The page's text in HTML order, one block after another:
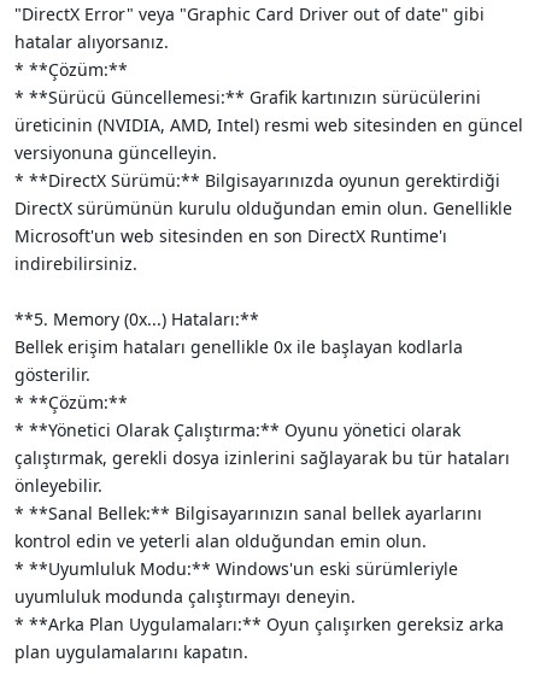
"DirectX Error" veya "Graphic Card Driver out of date" gibi
hatalar alıyorsanız.
* **Çözüm:**
* **Sürücü Güncellemesi:** Grafik kartınızın sürücülerini
üreticinin (NVIDIA, AMD, Intel) resmi web sitesinden en güncel
versiyonuna güncelleyin.
* **DirectX Sürümü:** Bilgisayarınızda oyunun gerektirdiği
DirectX sürümünün kurulu olduğundan emin olun. Genellikle
Microsoft'un web sitesinden en son DirectX Runtime'ı
indirebilirsiniz.
**5. Memory (0x...) Hataları:**
Bellek erişim hataları genellikle 0x ile başlayan kodlarla
gösterilir.
* **Çözüm:**
* **Yönetici Olarak Çalıştırma:** Oyunu yönetici olarak
çalıştırmak, gerekli dosya izinlerini sağlayarak bu tür hataları
önleyebilir.
* **Sanal Bellek:** Bilgisayarınızın sanal bellek ayarlarını
kontrol edin ve yeterli alan olduğundan emin olun.
* **Uyumluluk Modu:** Windows'un eski sürümleriyle
uyumluluk modunda çalıştırmayı deneyin.
* **Arka Plan Uygulamaları:** Oyun çalışırken gereksiz arka
plan uygulamalarını kapatın.